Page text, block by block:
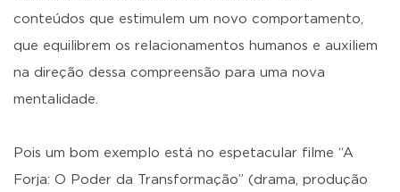
conteúdos que estimulem um novo comportamento,
que equilibrem os relacionamentos humanos e auxiliem
na direção dessa compreensão para uma nova
mentalidade.
Pois um bom exemplo está no espetacular filme “A
Forja: O Poder da Transformação” (drama, produção